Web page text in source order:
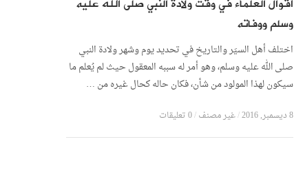
أقوال العلماء في وقت ولادة النبي صلى الله عليه
وسلم ووفاته
اختلف أهل السيَر والتاريخ في تحديد يوم وشهر ولادة النبي
صلى الله عليه وسلم، وهو أمر له سببه المعقول حيث لم يُعلم ما
سيكون لهذا المولود من شأن، فكان حاله كحال غيره من …
8 ديسمبر, 2016 /غير مصنف/0 تعليقات